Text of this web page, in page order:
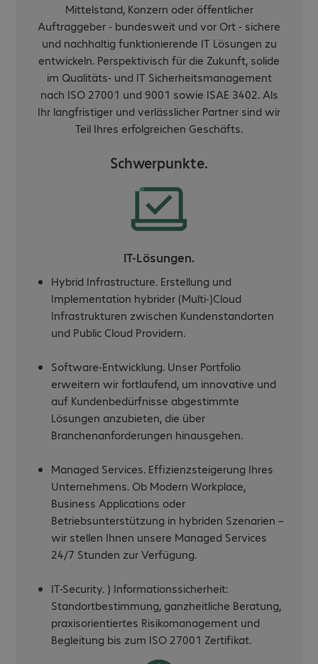
Mittelstand, Konzern oder öffentlicher
Auftraggeber - bundesweit und vor Ort - sichere
und nachhaltig funktionierende IT Lösungen zu
entwickeln. Perspektivisch für die Zukunft, solide
im Qualitäts- und IT Sicherheitsmanagement
nach ISO 27001 und 9001 sowie ISAE 3402. Als
Ihr langfristiger und verlässlicher Partner sind wir
Teil Ihres erfolgreichen Geschäfts.
Schwerpunkte.
IT-Lösungen.
Hybrid Infrastructure. Erstellung und
Implementation hybrider (Multi-)Cloud
Infrastrukturen zwischen Kundenstandorten
und Public Cloud Providern.
Software-Entwicklung. Unser Portfolio
erweitern wir fortlaufend, um innovative und
auf Kundenbedürfnisse abgestimmte
Lösungen anzubieten, die über
Branchenanforderungen hinausgehen.
Managed Services. Effizienzsteigerung Ihres
Unternehmens. Ob Modern Workplace,
Business Applications oder
Betriebsunterstützung in hybriden Szenarien –
wir stellen Ihnen unsere Managed Services
24/7 Stunden zur Verfügung.
IT-Security. ) Informationssicherheit:
Standortbestimmung, ganzheitliche Beratung,
praxisorientiertes Risikomanagement und
Begleitung bis zum ISO 27001 Zertifikat.